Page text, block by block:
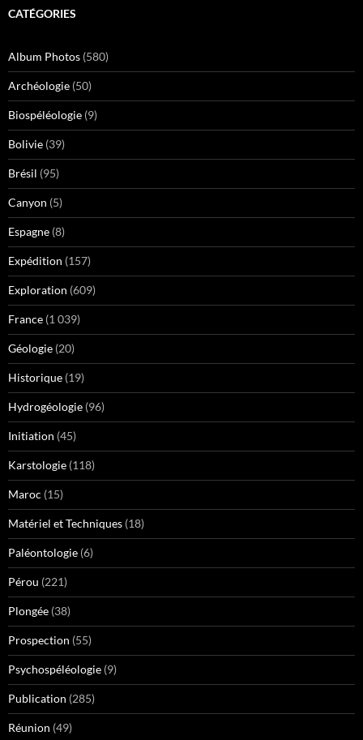
CATÉGORIES
Album Photos (580)
Archéologie (50)
Biospéléologie (9)
Bolivie (39)
Brésil (95)
Canyon (5)
Espagne (8)
Expédition (157)
Exploration (609)
France (1 039)
Géologie (20)
Historique (19)
Hydrogéologie (96)
Initiation (45)
Karstologie (118)
Maroc (15)
Matériel et Techniques (18)
Paléontologie (6)
Pérou (221)
Plongée (38)
Prospection (55)
Psychospéléologie (9)
Publication (285)
Réunion (49)